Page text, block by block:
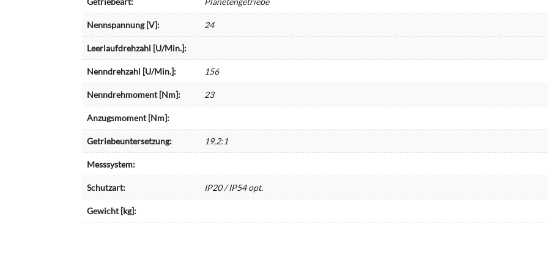
Nennspannung [V]: 24
Leerlaufdrehzahl [U/Min.]:
Nenndrehzahl [U/Min.]: 156
Nenndrehmoment [Nm]: 23
Anzugsmoment [Nm]:
Getriebeuntersetzung: 19,2:1
Messsystem:
Schutzart: IP20 / IP54 opt.
Gewicht [kg]: